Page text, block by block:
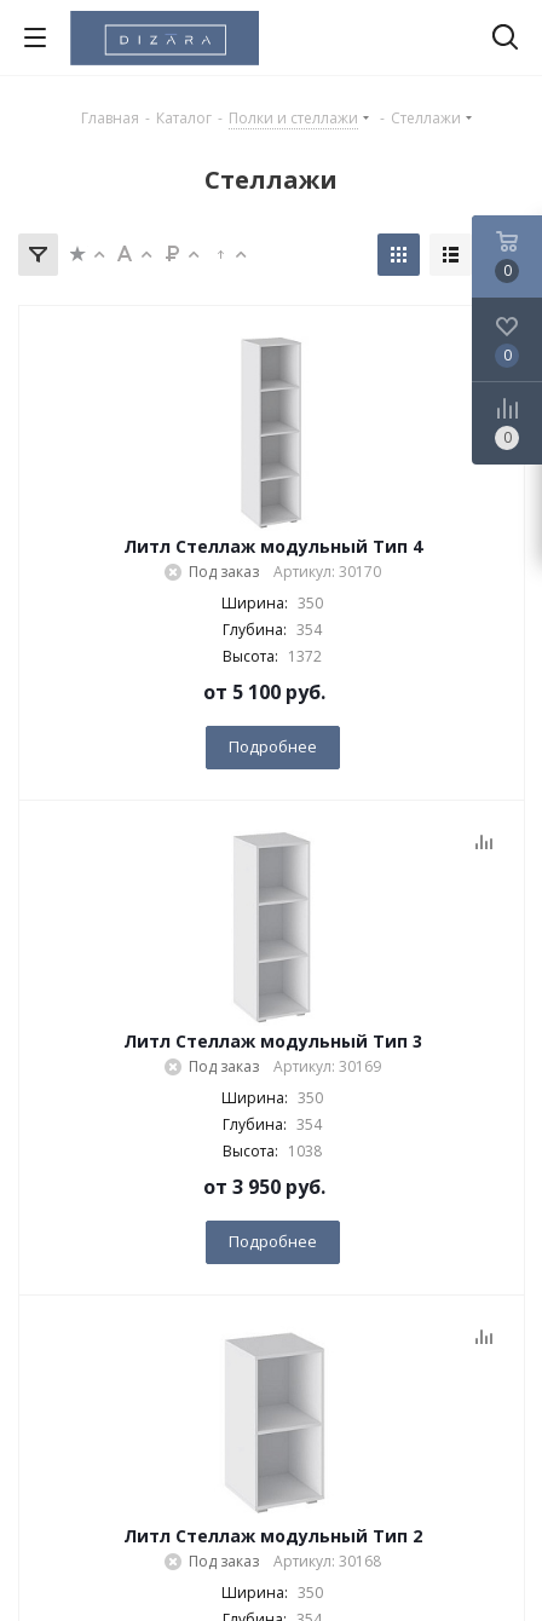
Главная - Каталог - Полки и стеллажи - Стеллажи
Стеллажи
Литл Стеллаж модульный Тип 4
Под заказ
Артикул: 30170
Ширина: 350
Глубина: 354
Высота: 1372
от 5 100 руб.
Подробнее
Литл Стеллаж модульный Тип 3
Под заказ
Артикул: 30169
Ширина: 350
Глубина: 354
Высота: 1038
от 3 950 руб.
Подробнее
Литл Стеллаж модульный Тип 2
Под заказ
Артикул: 30168
Ширина: 350
0
0
0